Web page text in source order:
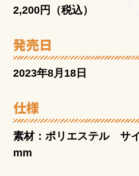
2,200円（税込）
発売日
2023年8月18日
仕様
素材：ポリエステル サ
mm